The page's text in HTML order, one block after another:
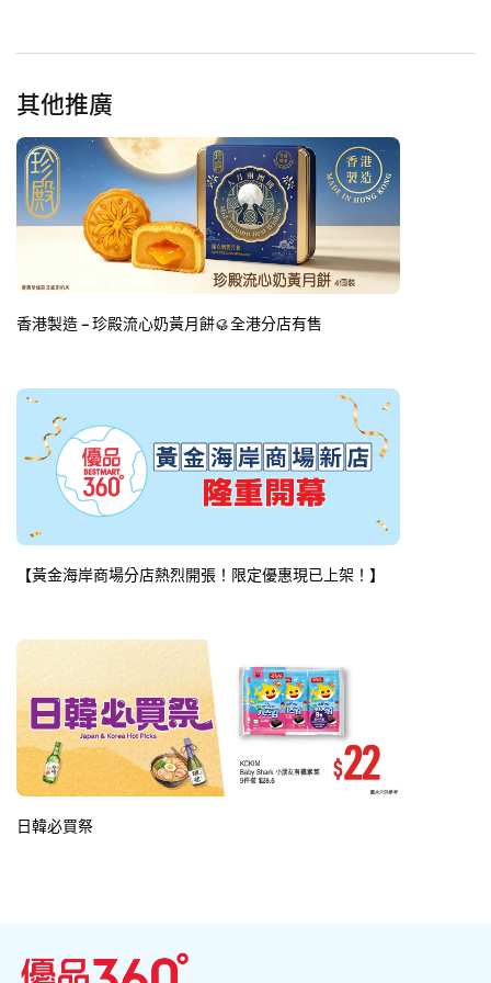
其他推廣
香港製造 – 珍殿流心奶黃月餅🥮全港分店有售
【黃金海岸商場分店熱烈開張！限定優惠現已上架！】
日韓必買祭